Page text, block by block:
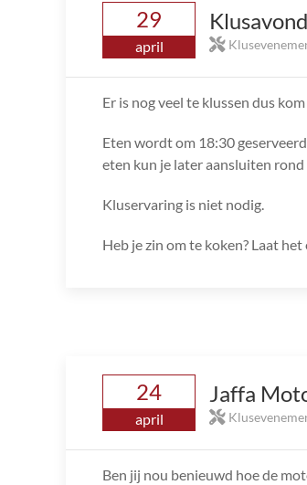
29
april
Klusavond
Er is nog veel te klussen dus
Eten wordt om 18:30
eten kun je later aansluiten rond
Kluservaring is niet nodig.
Heb je zin om te koken? Laat
24
april
Jaffa
Ben jij nou benieuwd hoe de